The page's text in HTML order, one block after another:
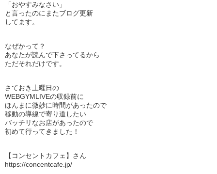
「おやすみなさい」
と言ったのにまたブログ更新
してます。
なぜかって？
あなたが読んで下さってるから
ただそれだけです。
さておき土曜日の
WEBGYMLIVEの収録前に
ほんまに微妙に時間があったので
移動の導線で寄り道したい
バッチリなお店があったので
初めて行ってきました！
【コンセントカフェ】さん
https://concentcafe.jp/